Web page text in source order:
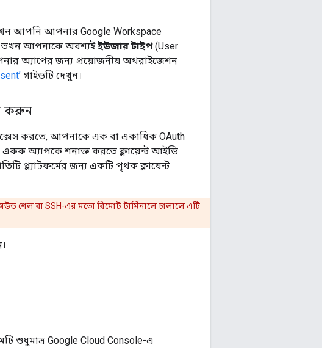
আপনি আপনার Google Workspace
তখন আপনাকে অবশ্যইইউজার টাইপ(User
অ্যাপের জন্য প্রয়োজনীয় অথরাইজেশন
গাইডটি দেখুন।
করুন
করতে, আপনাকে এক বা একাধিক OAuth
একক অ্যাপকে শনাক্ত করতে ক্লায়েন্ট আইডি
প্ল্যাটফর্মের জন্য একটি পৃথক ক্লায়েন্ট
শেল বা SSH-এর মতো রিমোট টার্মিনালে চালালে এটি
শুধুমাত্র Google Cloud Console-এ